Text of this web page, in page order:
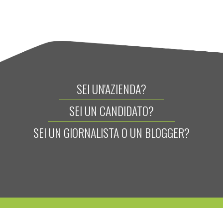
SEI UN'AZIENDA?
SEI UN CANDIDATO?
SEI UN GIORNALISTA O UN BLOGGER?